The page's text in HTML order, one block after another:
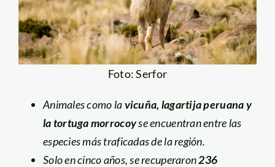
Foto: Serfor
Animales como lavicuña, lagartija peruana y
la tortuga morrocoyse encuentran entre las
especies más traficadas de la región.
Solo en cinco años, se recuperaron236